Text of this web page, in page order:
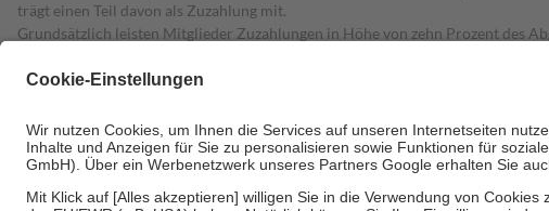
trägt einen Teil davon als Zuzahlung mit.
Grundsätzlich leisten Mitglieder Zuzahlungen in Höhe von zehn Prozent des
Diese Regeln gelten grundsätzlich auch für Online-Apotheken.
Um das Engagement der Versicherten für ihre eigene Gesundheit zu stärken
• Kindern und Jugendlichen bis zum vollendeten 18. Lebensjahr mit
• Untersuchungen zur Vorsorge und Früherkennung, die von der GKV
• empfohlenen Schutzimpfungen